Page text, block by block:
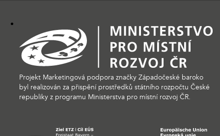
Projekt Marketingová podpora značky Západočeské baroko
byl realizován za přispění prostředků státního rozpočtu České
republiky z programu Ministerstva pro místní rozvoj ČR.